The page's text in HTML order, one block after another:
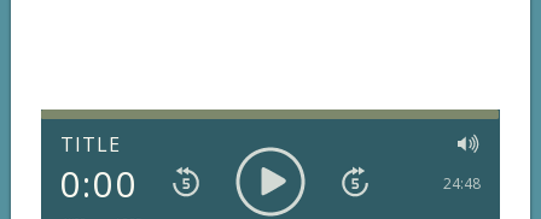
TITLE
0:00 24:48